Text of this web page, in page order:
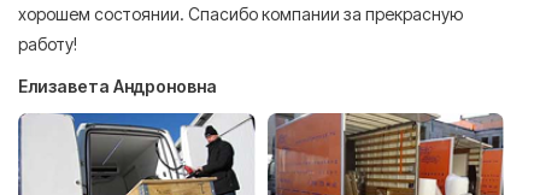
хорошем состоянии. Спасибо компании за прекрасную
работу!
Елизавета Андроновна